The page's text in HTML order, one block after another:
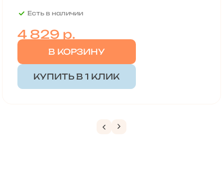
Есть в наличии
4 829 р.
В КОРЗИНУ
КУПИТЬ В 1 КЛИК